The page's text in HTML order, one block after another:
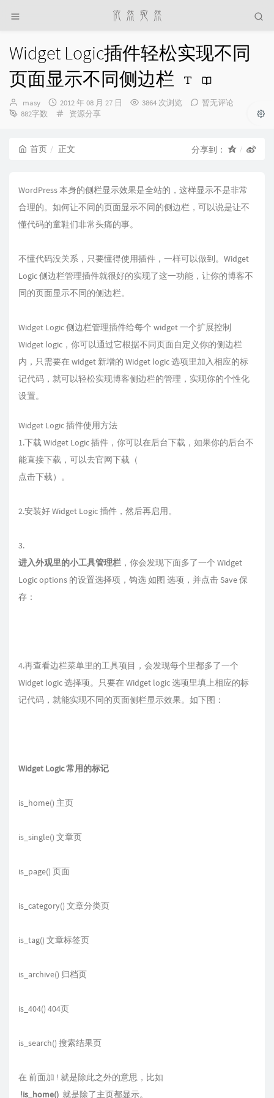
Widget Logic插件轻松实现不同
页面显示不同侧边栏
博
主：
masy
发
布
2012 年 08 月 27 日 3864 次浏览
暂无评论
882字数
分
资源分享
首页 正文 分享到：
WordPress 本身的侧栏显示效果是全站的，这样显示不是非常
合理的。如何让不同的页面显示不同的侧边栏，可以说是让不
懂代码的童鞋们非常头痛的事。
不懂代码没关系，只要懂得使用插件，一样可以做到。Widget
Logic 侧边栏管理插件就很好的实现了这一功能，让你的博客不
同的页面显示不同的侧边栏。
Widget Logic 侧边栏管理插件给每个 widget 一个扩展控制
Widget logic，你可以通过它根据不同页面自定义你的侧边栏
内，只需要在 widget 新增的 Widget logic 选项里加入相应的标
记代码，就可以轻松实现博客侧边栏的管理，实现你的个性化
设置。
Widget Logic 插件使用方法
1.下载 Widget Logic 插件，你可以在后台下载，如果你的后台不
能直接下载，可以去官网下载（
点击下载）。
2.安装好 Widget Logic 插件，然后再启用。
3.
进入外观里的小工具管理栏 ，你会发现下面多了一个 Widget
Logic options 的设置选择项，钩选 如图 选项，并点击 Save 保
存：
4.再查看边栏菜单里的工具项目，会发现每个里都多了一个
Widget logic 选择项。只要在 Widget logic 选项里填上相应的标
记代码，就能实现不同的页面侧栏显示效果。如下图：
Widget Logic 常用的标记
is_home() 主页
is_single() 文章页
is_page() 页面
is_category() 文章分类页
is_tag() 文章标签页
is_archive() 归档页
is_404() 404页
is_search() 搜索结果页
在 前面加 ! 就是除此之外的意思，比如
!is_home() 就是除了主页都显示。